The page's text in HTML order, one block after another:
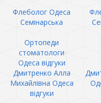
Флеболог Одеса
Семінарська
Ортопеди
стоматологи
Одеса відгуки
Дмитренко Алла
Михайлівна Одеса
відгуки